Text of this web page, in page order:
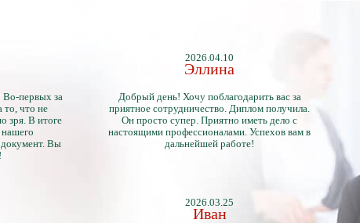
Во-первых за
то, что не
зря. В итоге
нашего
документ. Вы
2026.04.10
Эллина
Добрый день! Хочу поблагодарить вас за
приятное сотрудничество. Диплом получила.
Он просто супер. Приятно иметь дело с
настоящими профессионалами. Успехов вам в
дальнейшей работе!
2026.03.25
Иван